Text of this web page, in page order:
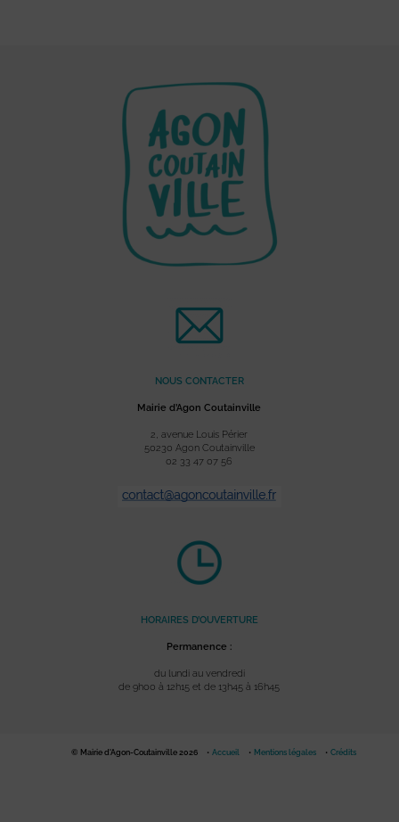
NOUS CONTACTER
Mairie d’Agon Coutainville
2, avenue Louis Périer
50230 Agon Coutainville
02 33 47 07 56
HORAIRES D’OUVERTURE
Permanence :
du lundi au vendredi
de 9h00 à 12h15 et de 13h45 à 16h45
© Mairie d'Agon-Coutainville 2026 Accueil Mentions légales Crédits